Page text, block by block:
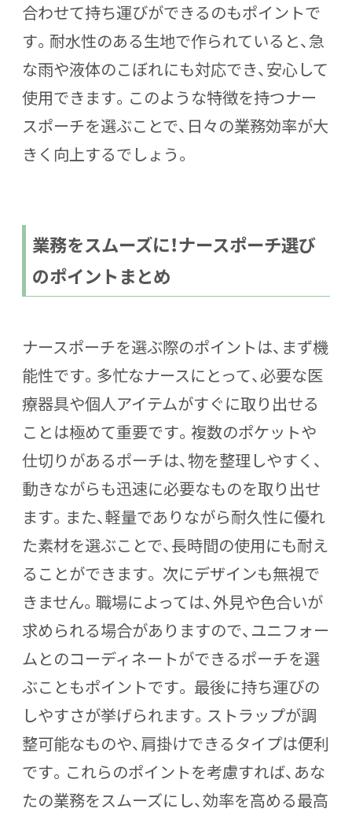
合わせて持ち運びができるのもポイントで
す。耐水性のある生地で作られていると、急
な雨や液体のこぼれにも対応でき、安心して
使用できます。このような特徴を持つナー
スポーチを選ぶことで、日々の業務効率が大
きく向上するでしょう。
業務をスムーズに！ナースポーチ選び
のポイントまとめ
ナースポーチを選ぶ際のポイントは、まず機
能性です。多忙なナースにとって、必要な医
療器具や個人アイテムがすぐに取り出せる
ことは極めて重要です。複数のポケットや
仕切りがあるポーチは、物を整理しやすく、
動きながらも迅速に必要なものを取り出せ
ます。また、軽量でありながら耐久性に優れ
た素材を選ぶことで、長時間の使用にも耐え
ることができます。 次にデザインも無視で
きません。職場によっては、外見や色合いが
求められる場合がありますので、ユニフォー
ムとのコーディネートができるポーチを選
ぶこともポイントです。 最後に持ち運びの
しやすさが挙げられます。ストラップが調
整可能なものや、肩掛けできるタイプは便利
です。これらのポイントを考慮すれば、あな
たの業務をスムーズにし、効率を高める最高